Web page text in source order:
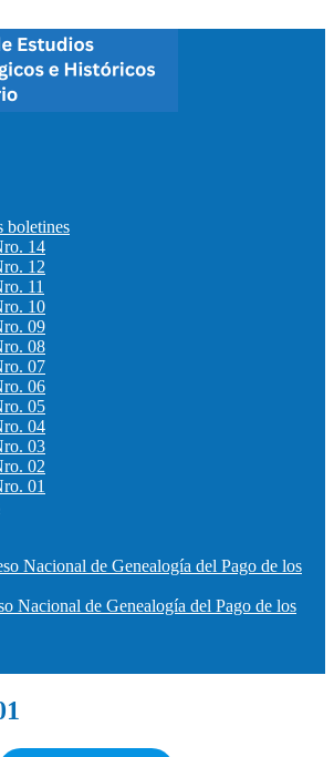
boletines
14
12
11
10
09
08
07
06
05
04
03
02
01
Nacional de Genealogía del Pago de los
Nacional de Genealogía del Pago de los